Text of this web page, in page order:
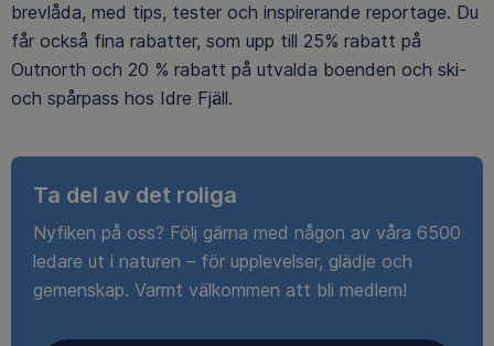
brevlåda, med tips, tester och inspirerande reportage. Du
får också fina rabatter, som upp till 25% rabatt på
Outnorth och 20 % rabatt på utvalda boenden och ski-
och spårpass hos Idre Fjäll.
Ta del av det roliga
Nyfiken på oss? Följ gärna med någon av våra 6500
ledare ut i naturen – för upplevelser, glädje och
gemenskap. Varmt välkommen att bli medlem!